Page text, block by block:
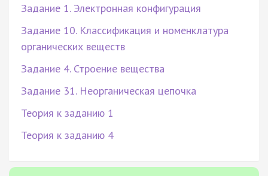
Задание 1. Электронная конфигурация
Задание 10. Классификация и номенклатура
органических веществ
Задание 4. Строение вещества
Задание 31. Неорганическая цепочка
Теория к заданию 1
Теория к заданию 4